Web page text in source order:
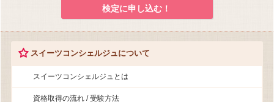
検定に申し込む！
スイーツコンシェルジュについて
スイーツコンシェルジュとは
資格取得の流れ / 受験方法